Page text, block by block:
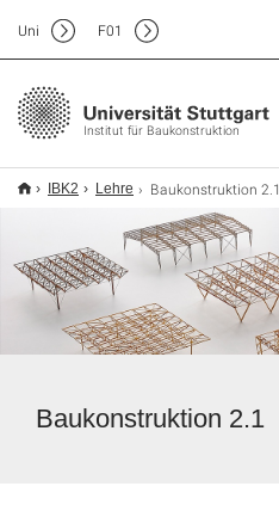
Institut für Baukonstruktion
Uni F01
IBK2 Lehre Baukonstruktion 2.1
Baukonstruktion 2.1